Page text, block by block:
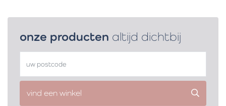
onze producten altijd dichtbij
vind een winkel